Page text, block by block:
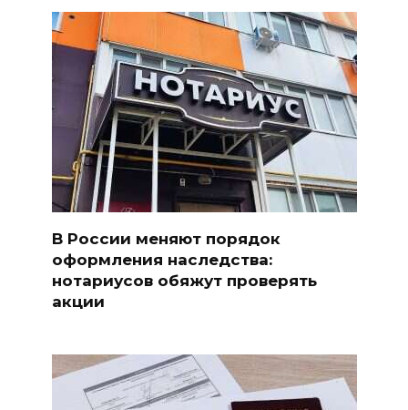
В России меняют порядок
оформления наследства:
нотариусов обяжут проверять
акции